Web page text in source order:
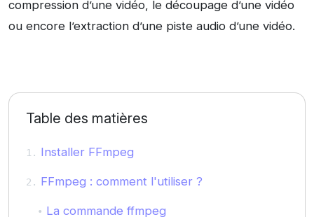
compression d’une vidéo, le découpage d’une vidéo
ou encore l’extraction d’une piste audio d’une vidéo.
Table des matières
Installer FFmpeg
FFmpeg : comment l'utiliser ?
La commande ffmpeg